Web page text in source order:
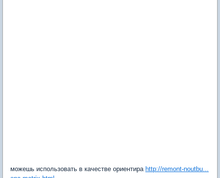
можешь использовать в качестве ориентира http://remont-noutbu...